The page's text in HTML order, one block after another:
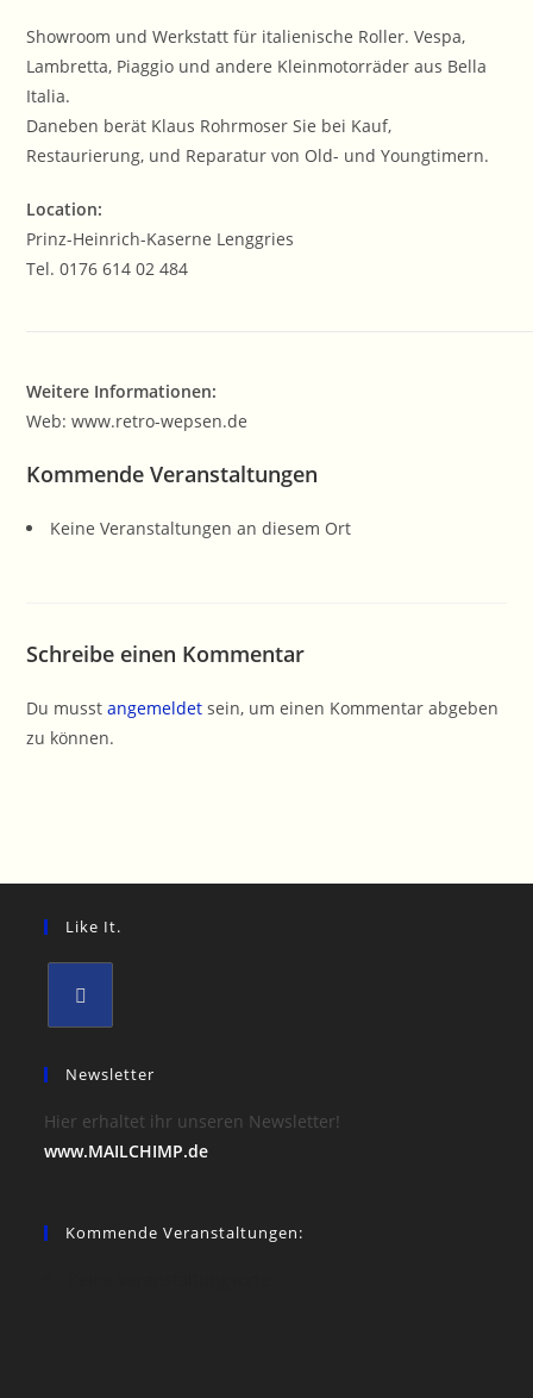
Showroom und Werkstatt für italienische Roller. Vespa,
Lambretta, Piaggio und andere Kleinmotorräder aus Bella
Italia.
Daneben berät Klaus Rohrmoser Sie bei Kauf,
Restaurierung, und Reparatur von Old- und Youngtimern.
Location:
Prinz-Heinrich-Kaserne Lenggries
Tel. 0176 614 02 484
Weitere Informationen:
Web: www.retro-wepsen.de
Kommende Veranstaltungen
Keine Veranstaltungen an diesem Ort
Schreibe einen Kommentar
Du musstangemeldet sein, um einen Kommentar abgeben
zu können.
Like It.
in
new
tab
Newsletter
Hier erhaltet ihr unseren Newsletter!
www.MAILCHIMP.de
Kommende Veranstaltungen: